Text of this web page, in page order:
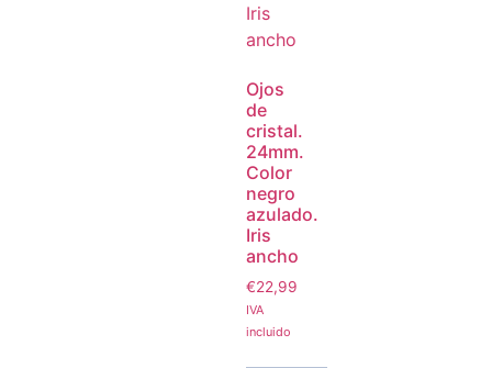
Ojos
de
cristal.
24mm.
Color
negro
azulado.
Iris
ancho
€22,99
IVA
incluido